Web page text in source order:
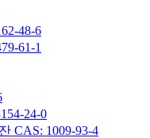
48-6
61-1
24-0
CAS: 1009-93-4